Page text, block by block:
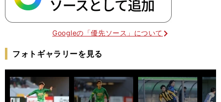
Googleの「優先ソース」について
フォトギャラリーを見る